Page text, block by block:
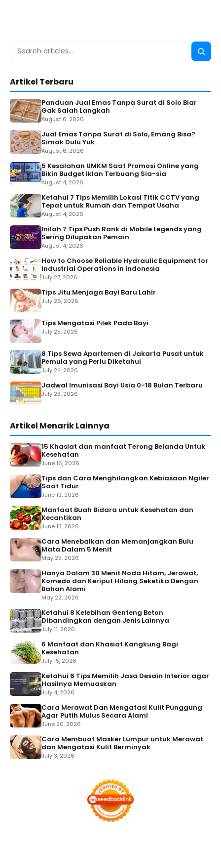
Search
Search
Artikel Terbaru
Panduan Jual Emas Tanpa Surat di Solo Biar
Gak Salah Langkah
August 6, 2026
Jual Emas Tanpa Surat di Solo, Emang Bisa?
Simak Dulu Yuk
August 6, 2026
5 Kesalahan UMKM Saat Promosi Online yang
Bikin Budget Iklan Terbuang Sia-sia
August 4, 2026
Ketahui 7 Tips Memilih Lokasi Titik CCTV yang
Tepat untuk Rumah dan Tempat Usaha
August 4, 2026
Inilah 7 Tips Push Rank di Mobile Legends yang
Sering Dilupakan Pemain
August 4, 2026
How to Choose Reliable Hydraulic Equipment for
Industrial Operations in Indonesia
July 27, 2026
Tips Jitu Menjaga Bayi Baru Lahir
July 26, 2026
Tips Mengatasi Pilek Pada Bayi
July 25, 2026
8 Tips Sewa Apartemen di Jakarta Pusat untuk
Pemula yang Perlu Diketahui
July 24, 2026
Jadwal Imunisasi Bayi Usia 0-18 Bulan Terbaru
July 23, 2026
Artikel Menarik Lainnya
15 Khasiat dan manfaat Terong Belanda Untuk
Kesehatan
June 16, 2026
Tips dan Cara Menghilangkan Kebiasaan Ngiler
Saat Tidur
June 19, 2026
Manfaat Buah Bidara untuk Kesehatan dan
Kecantikan
June 13, 2026
Cara Menebalkan dan Memanjangkan Bulu
Mata Dalam 5 Menit
May 25, 2026
Hanya Dalam 30 Menit Noda Hitam, Jerawat,
Komedo dan Keriput Hilang Seketika Dengan
Bahan Alami
May 22, 2026
Ketahui 8 Kelebihan Genteng Beton
Dibandingkan dengan Jenis Lainnya
July 11, 2026
6 Manfaat dan Khasiat Kangkung Bagi
Kesehatan
July 15, 2026
Ketahui 6 Tips Memilih Jasa Desain Interior agar
Hasilnya Memuaskan
July 4, 2026
Cara Merawat Dan Mengatasi Kulit Punggung
Agar Putih Mulus Secara Alami
June 20, 2026
Cara Membuat Masker Lumpur untuk Merawat
dan Mengatasi Kulit Berminyak
July 3, 2026